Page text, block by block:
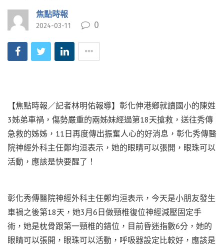
焦點時報
2024-03-11 0
【焦點時報／記者林明佑報導】彰化伸港鄉就讀國小的陳姓
3姊弟車禍，傷勢嚴重的兩姊妹經過第18天搶救，送往秀傳
急救的姊姊，11日再度傳出振奮人心的好消息，彰化秀傳醫
院神經外科主任鄭均洹表示，她的眼睛可以張開，眼珠可以
活動，應該是快要醒了！
彰化秀傳醫院神經外科主任鄭均洹表示，今天是小朋友發生
車禍之後第18天，她3月6日做頸椎復位神經減壓固定手
術，她是枕骨跟第一頸椎的錯位，目前昏迷指數6分，她的
眼睛可以張開，眼珠可以活動，呼吸器設定比較好，應該是